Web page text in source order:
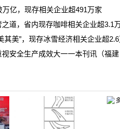
亿，现存相关企业超491万家
道，省内现存咖啡相关企业超3.1
其美”，现存冰雪经济相关企业超
安全生产成效大一一本刊讯（福建